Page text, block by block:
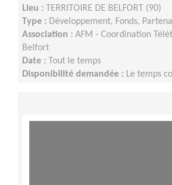
Lieu :
TERRITOIRE DE BELFORT (90)
Type : Développement, Fonds,
Association : AFM - Coordination
Belfort
Date :
Tout le temps
Disponibilité demandée : Le temps